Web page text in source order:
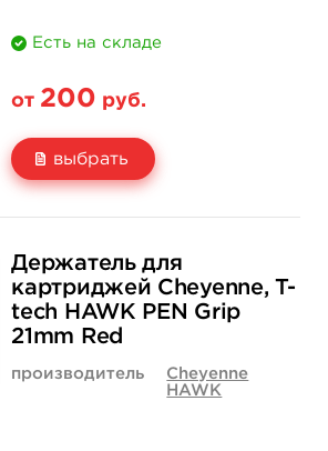
Есть на складе
от 200 руб.
выбрать
200 руб.
купить купить
Держатель для
картриджей Cheyenne, T-
tech HAWK PEN Grip
21mm Red
производитель
Cheyenne
HAWK